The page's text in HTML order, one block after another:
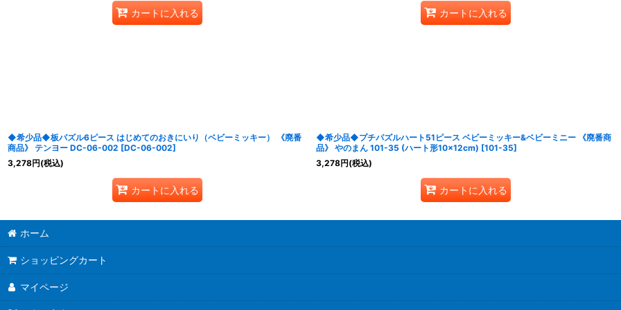
カートに入れる カートに入れる
◆希少品◆板パズル6ピース はじめてのおきにいり（ベビーミッキー） 《廃番
商品》 テンヨー DC-06-002 [DC-06-002]
3,278円(税込)
カートに入れる
◆希少品◆プチパズルハート51ピース ベビーミッキー&ベビーミニー 《廃番商
品》 やのまん 101-35 (ハート形10×12cm) [101-35]
3,278円(税込)
カートに入れる
ホーム
ショッピングカート
マイページ